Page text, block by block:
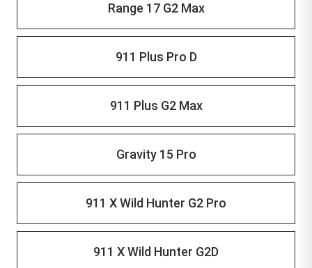
Range 17 G2 Max
911 Plus Pro D
911 Plus G2 Max
Gravity 15 Pro
911 X Wild Hunter G2 Pro
911 X Wild Hunter G2D